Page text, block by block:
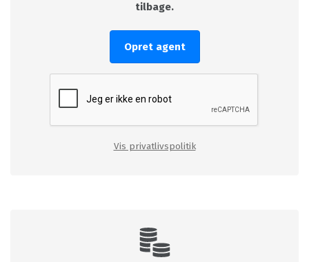
tilbage.
Opret agent
Vis privatlivspolitik